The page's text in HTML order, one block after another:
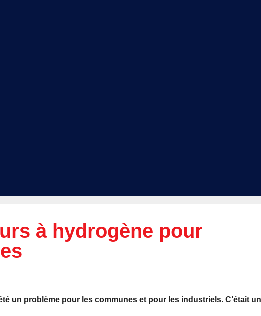
à hydrogène pour
un problème pour les communes et pour les industriels. C’était un